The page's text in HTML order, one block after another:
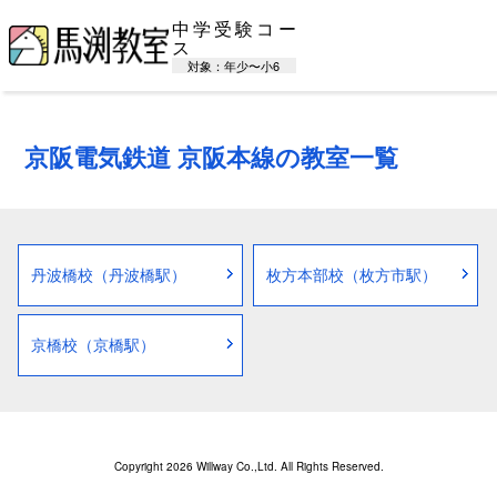
中学受験コー
ス
対象：年少〜小6
京阪電気鉄道 京阪本線の教室一覧
丹波橋校（丹波橋駅） 枚方本部校（枚方市駅）
京橋校（京橋駅）
Copyright 2026 Willway Co.,Ltd. All Rights Reserved.